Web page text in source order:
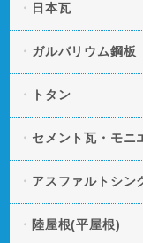
日本瓦
ガルバリウム鋼板
トタン
セメント瓦・モニ
アスファルトシン
陸屋根(平屋根)